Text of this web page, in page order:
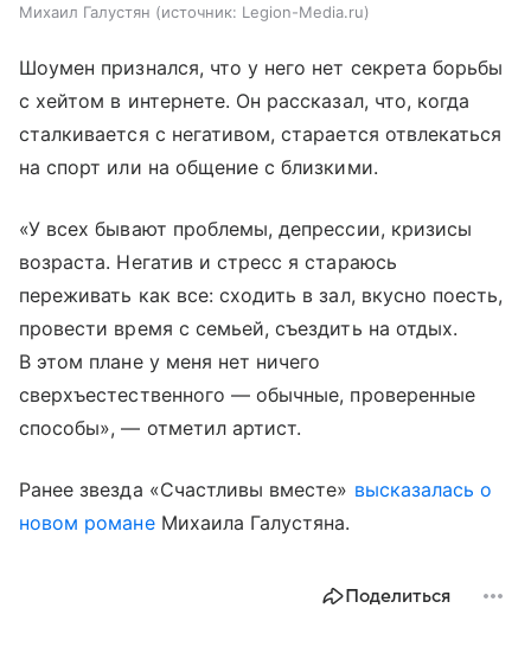
Михаил Галустян источник: Legion-Media.ru
Шоумен признался, что у него нет секрета борьбы
с хейтом в интернете. Он рассказал, что, когда
сталкивается с негативом, старается отвлекаться
на спорт или на общение с близкими.
«У всех бывают проблемы, депрессии, кризисы
возраста. Негатив и стресс я стараюсь
переживать как все: сходить в зал, вкусно поесть,
провести время с семьей, съездить на отдых.
В этом плане у меня нет ничего
сверхъестественного — обычные, проверенные
способы», — отметил артист.
Ранее звезда «Счастливы вместе» высказалась о
новом романеМихаила Галустяна.
Поделиться